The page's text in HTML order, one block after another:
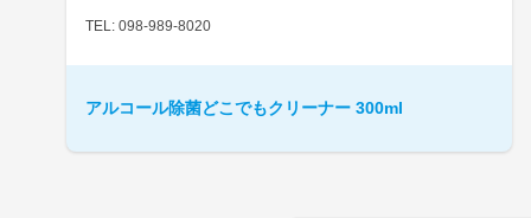
TEL: 098-989-8020
アルコール除菌どこでもクリーナー 300ml